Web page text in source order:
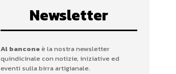
Newsletter
Al banconeè la nostra newsletter
quindicinale con notizie, iniziative ed
eventi sulla birra artigianale.